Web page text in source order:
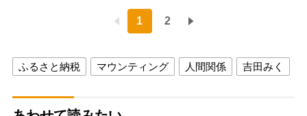
1 2
ふるさと納税 マウンティング 人間関係 吉田みく